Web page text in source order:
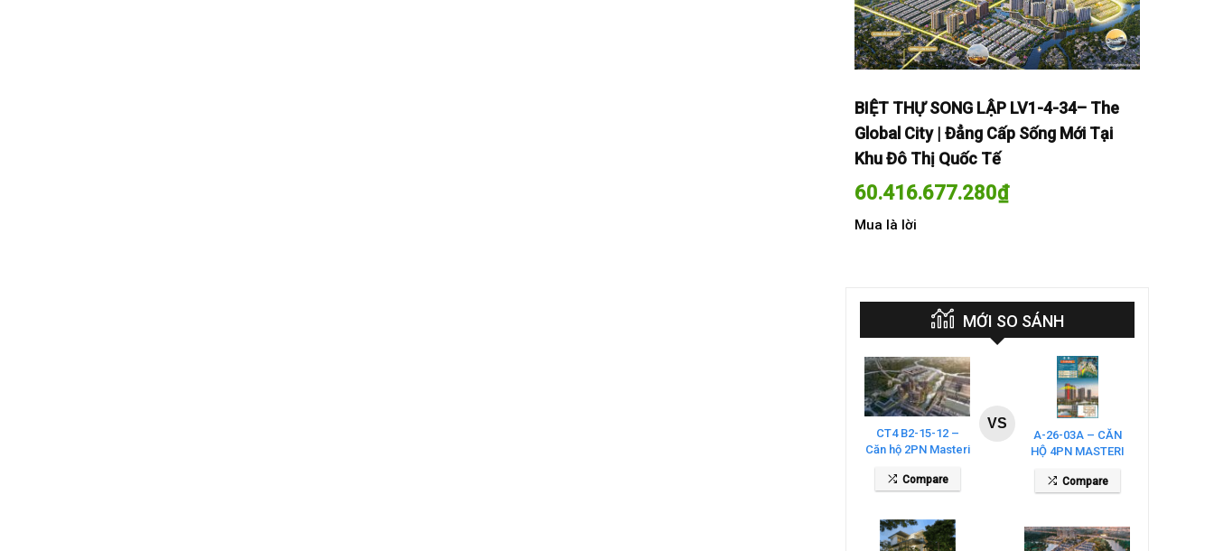
BIỆT THỰ SONG LẬP LV1-4-34– The
Global City | Đẳng Cấp Sống Mới Tại
Khu Đô Thị Quốc Tế
60.416.677.280₫
Mua là lời
MỚI SO SÁNH
CT4 B2-15-12 –
Căn hộ 2PN Masteri
Compare
VS
A-26-03A – CĂN
HỘ 4PN MASTERI
COSMO CENTRAL
– THE GLOBAL
Compare